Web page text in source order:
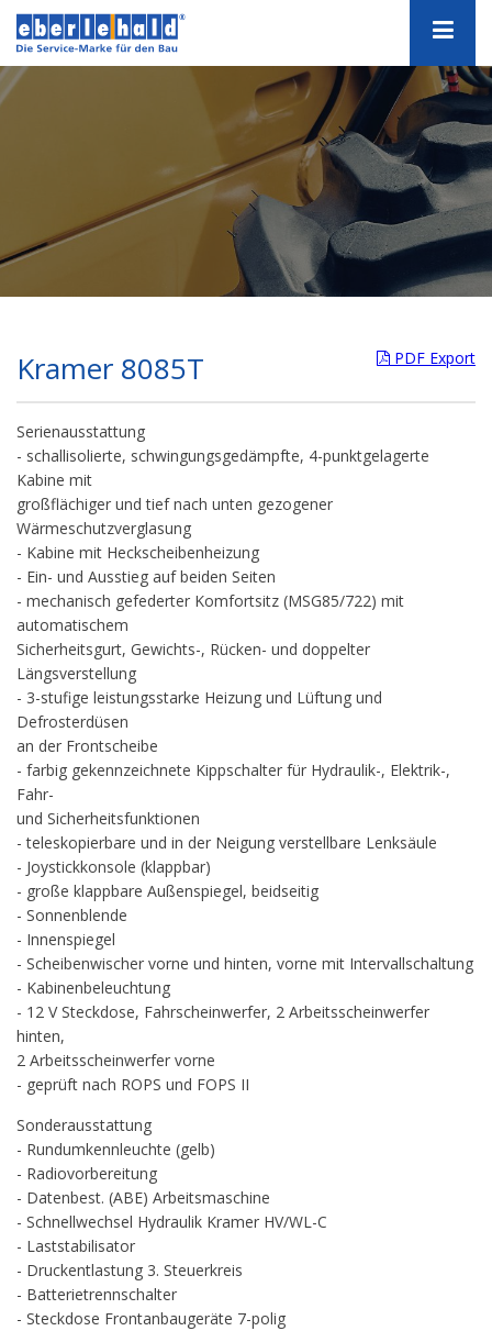
PDF Export
Kramer 8085T
Serienausstattung
- schallisolierte, schwingungsgedämpfte, 4-punktgelagerte
Kabine mit
großflächiger und tief nach unten gezogener
Wärmeschutzverglasung
- Kabine mit Heckscheibenheizung
- Ein- und Ausstieg auf beiden Seiten
- mechanisch gefederter Komfortsitz (MSG85/722) mit
automatischem
Sicherheitsgurt, Gewichts-, Rücken- und doppelter
Längsverstellung
- 3-stufige leistungsstarke Heizung und Lüftung und
Defrosterdüsen
an der Frontscheibe
- farbig gekennzeichnete Kippschalter für Hydraulik-, Elektrik-,
Fahr-
und Sicherheitsfunktionen
- teleskopierbare und in der Neigung verstellbare Lenksäule
- Joystickkonsole (klappbar)
- große klappbare Außenspiegel, beidseitig
- Sonnenblende
- Innenspiegel
- Scheibenwischer vorne und hinten, vorne mit Intervallschaltung
- Kabinenbeleuchtung
- 12 V Steckdose, Fahrscheinwerfer, 2 Arbeitsscheinwerfer
hinten,
2 Arbeitsscheinwerfer vorne
- geprüft nach ROPS und FOPS II
Sonderausstattung
- Rundumkennleuchte (gelb)
- Radiovorbereitung
- Datenbest. (ABE) Arbeitsmaschine
- Schnellwechsel Hydraulik Kramer HV/WL-C
- Laststabilisator
- Druckentlastung 3. Steuerkreis
- Batterietrennschalter
- Steckdose Frontanbaugeräte 7-polig